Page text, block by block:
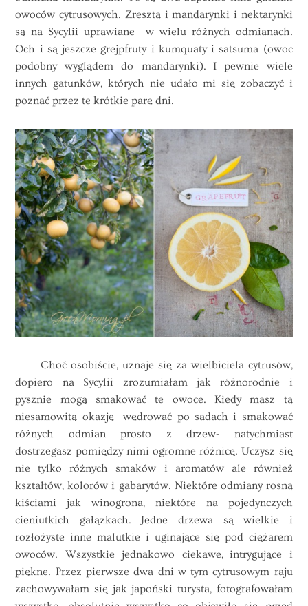
owoców cytrusowych. Zresztą i mandarynki i nektarynki
są na Sycylii uprawiane w wielu różnych odmianach.
Och i są jeszcze grejpfruty i kumquaty i satsuma (owoc
podobny wyglądem do mandarynki). I pewnie wiele
innych gatunków, których nie udało mi się zobaczyć i
poznać przez te krótkie parę dni.
Choć osobiście, uznaje się za wielbiciela cytrusów,
dopiero na Sycylii zrozumiałam jak różnorodnie i
pysznie mogą smakować te owoce. Kiedy masz tą
niesamowitą okazję wędrować po sadach i smakować
różnych odmian prosto z drzew- natychmiast
dostrzegasz pomiędzy nimi ogromne różnicę. Uczysz się
nie tylko różnych smaków i aromatów ale również
kształtów, kolorów i gabarytów. Niektóre odmiany rosną
kiściami jak winogrona, niektóre na pojedynczych
cieniutkich gałązkach. Jedne drzewa są wielkie i
rozłożyste inne malutkie i uginające się pod ciężarem
owoców. Wszystkie jednakowo ciekawe, intrygujące i
piękne. Przez pierwsze dwa dni w tym cytrusowym raju
zachowywałam się jak japoński turysta, fotografowałam